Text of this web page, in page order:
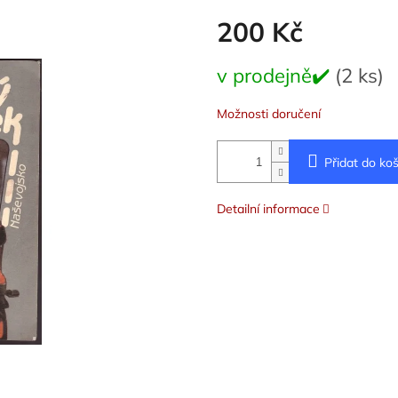
200 Kč
cena:
v prodejně✔️ (2 ks)
Možnosti doručení
Přidat do
Detailní informace